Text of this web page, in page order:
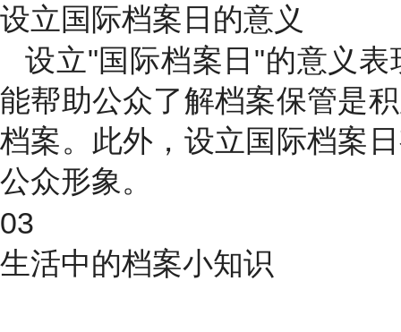
设立国际档案日的意义
设立"国际档案日"的意义
能帮助公众了解档案保管是
档案。此外，设立国际档案
公众形象。
03
生活中的档案小知识